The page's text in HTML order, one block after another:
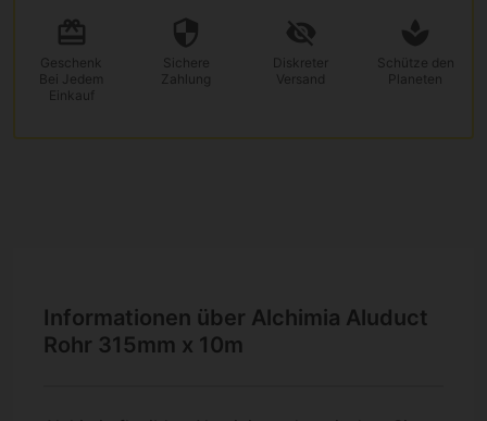
Geschenk
Bei Jedem
Einkauf
Sichere
Zahlung
Diskreter
Versand
Schütze den
Planeten
Informationen über Alchimia Aluduct
Rohr 315mm x 10m